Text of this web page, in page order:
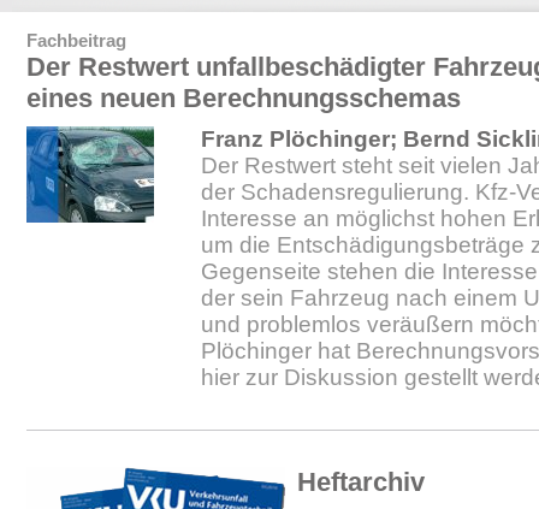
Fachbeitrag
Der Restwert unfallbeschädigter
eines neuen Berechnungsschemas
Franz Plöchinger; Bernd
Der Restwert steht seit vielen
der Schadensregulierung. Kfz-
Interesse an möglichst hohen
um die Entschädigungsbeträge
Gegenseite stehen die
der sein Fahrzeug nach einem
und problemlos veräußern
Plöchinger hat
hier zur Diskussion gestellt
Heftarchiv